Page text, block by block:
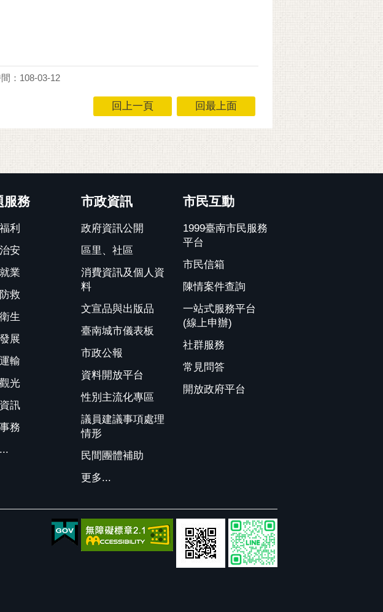
：108-03-12
回上一頁 回最上面
服務
利
安
業
救
生
展
輸
光
訊
務
市政資訊
政府資訊公開
區里、社區
消費資訊及個人資
料
文宣品與出版品
臺南城市儀表板
市政公報
資料開放平台
性別主流化專區
議員建議事項處理
情形
民間團體補助
更多...
市民互動
1999臺南市民服務
平台
市民信箱
陳情案件查詢
一站式服務平台
(線上申辦)
社群服務
常見問答
開放政府平台